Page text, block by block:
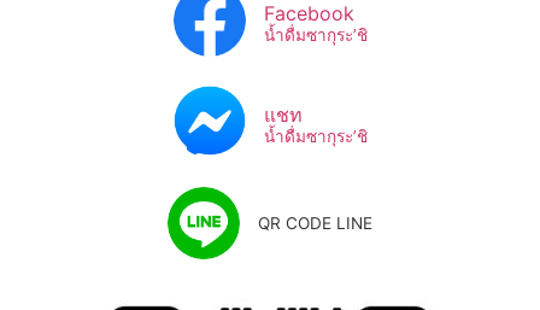
Facebook
น้ำดื่มซากุระ’ชิ
แชท
น้ำดื่มซากุระ’ชิ
QR CODE LINE